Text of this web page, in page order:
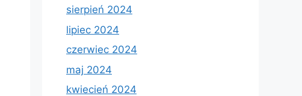
sierpień 2024
lipiec 2024
czerwiec 2024
maj 2024
kwiecień 2024